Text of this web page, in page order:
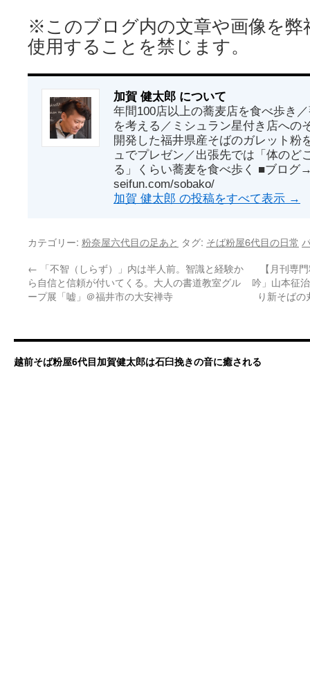
※このブログ内の文章や画像を弊
使用することを禁じます。
加賀 健太郎 について
年間100店以上の蕎麦店を食べ歩き
を考える／ミシュラン星付き店への
開発した福井県産そばのガレット粉
ュでプレゼン／出張先では「体のど
る」くらい蕎麦を食べ歩く ■ブログ
seifun.com/sobako/
加賀 健太郎 の投稿をすべて表示 →
カテゴリー: 粉奈屋六代目の足あと タグ: そば粉屋6代目の日常
← 「不智（しらず）」内は半人前。智識と経験か
ら自信と信頼が付いてくる。大人の書道教室グル
ープ展「嘘」＠福井市の大安禅寺
【月刊専
吟」山本征
り新そば
越前そば粉屋6代目加賀健太郎は石臼挽きの音に癒される